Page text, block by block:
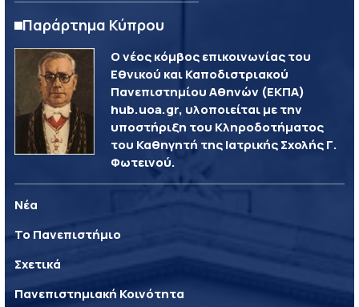
Παράρτημα Κύπρου
Ο νέος κόμβος επικοινωνίας του
Εθνικού και Καποδιστριακού
Πανεπιστημίου Αθηνών (ΕΚΠΑ)
hub.uoa.gr, υλοποιείται με την
υποστήριξη του Κληροδοτήματος
του Καθηγητή της Ιατρικής Σχολής Γ.
Φωτεινού.
Νέα
Το Πανεπιστήμιο
Σχετικά
Πανεπιστημιακή Κοινότητα